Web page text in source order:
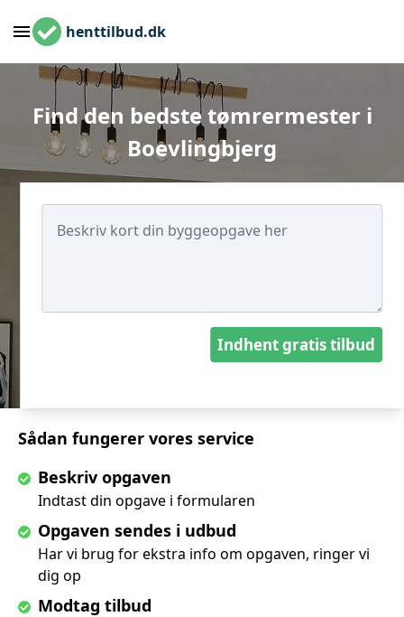
henttilbud.dk
Find den bedste tømrermester i
Boevlingbjerg
Sådan fungerer vores service
Beskriv opgaven
Indtast din opgave i formularen
Opgaven sendes i udbud
Har vi brug for ekstra info om opgaven, ringer vi
dig op
Modtag tilbud
Indhent gratis tilbud